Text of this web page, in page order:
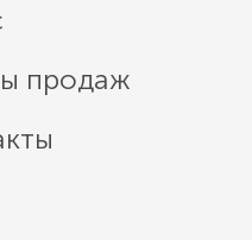
продаж